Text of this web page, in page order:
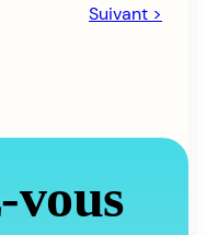
Suivant >
vous